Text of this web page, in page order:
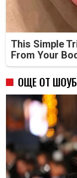
This Simple
From Your
ОЩЕ ОТ